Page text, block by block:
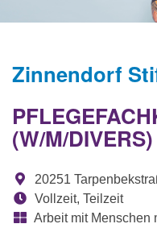
Zinnendorf
(W/M/DIVERS)
20251
Vollzeit, Teilzeit
Arbeit mit Menschen